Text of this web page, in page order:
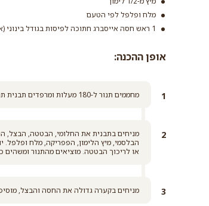
מלח ופלפל לפי הטעם
1 ראש חסה אייסברג חתוכה לפיסות בגודל בינוני (או חסה אחרת שאוהבים
אופן ההכנה:
מחממים תנור ל-180 מעלות ומרפדים תבנית תנור בנייר אפייה. מסננים את החומוס מהנוזלים.
מניחים בתבנית את החלומי, הבטטה, הבצל,
או לריכוך הבטטה. מוציאים מהתנור ומשהים כ-5 דקות בטמפרטורת
מניחים בקערה גדולה את החסה והבצל,